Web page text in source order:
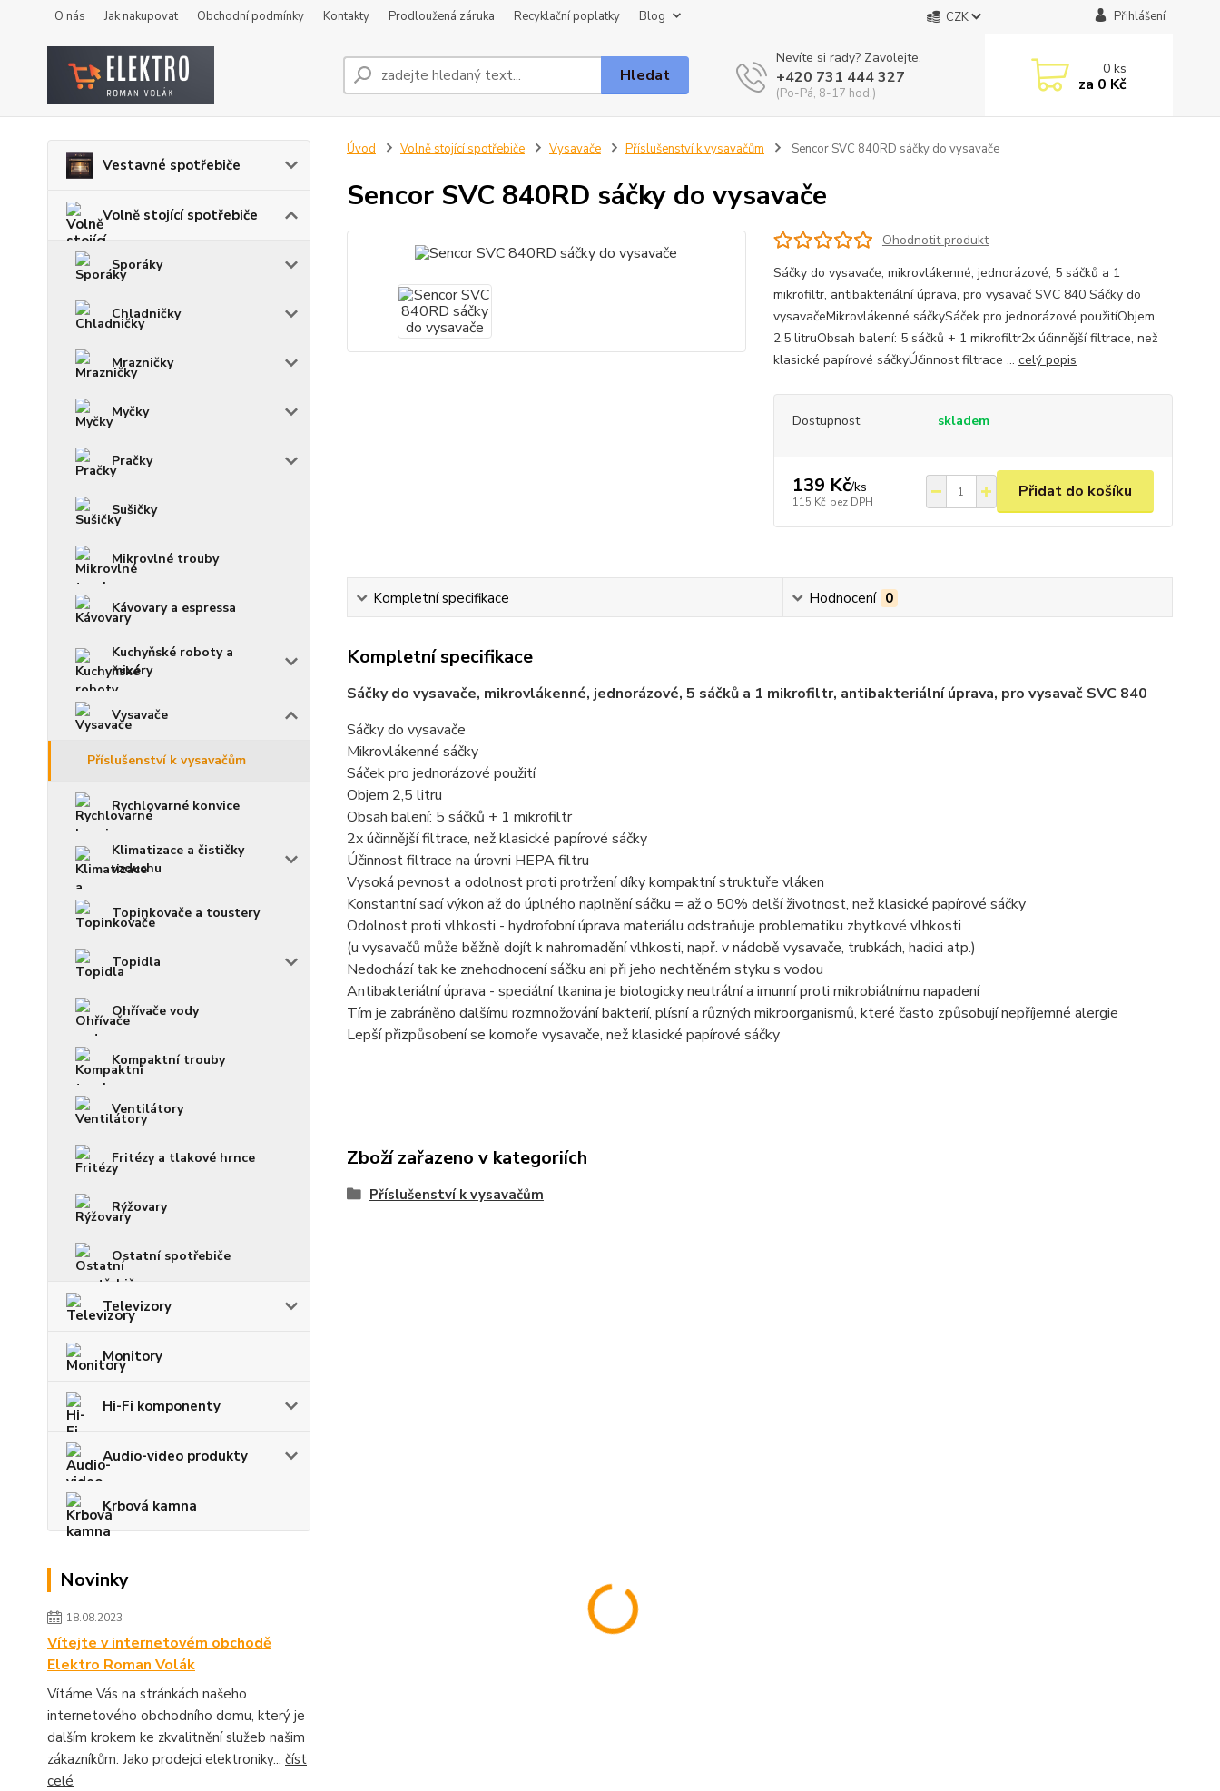
O nás Jak nakupovat Obchodní podmínky Kontakty Prodloužená záruka Recyklační poplatky Blog CZK Přihlášení
Hledat
Nevíte si rady? Zavolejte.
+420 731 444 327
(Po-Pá, 8-17 hod.)
0ks
za 0 Kč
Vestavné spotřebiče
Volně stojící spotřebiče
Sporáky
Chladničky
Mrazničky
Myčky
Pračky
Sušičky
Mikrovlné trouby
Kávovary a espressa
Kuchyňské roboty a
mixéry
Vysavače
Příslušenství k vysavačům
Rychlovarné konvice
Klimatizace a čističky
vzduchu
Topinkovače a toustery
Topidla
Ohřívače vody
Kompaktní trouby
Ventilátory
Fritézy a tlakové hrnce
Rýžovary
Ostatní spotřebiče
Televizory
Monitory
Hi-Fi komponenty
Audio-video produkty
Krbová kamna
Novinky
18.08.2023
Vítejte v internetovém obchodě
Elektro Roman Volák
Vítáme Vás na stránkách našeho
internetového obchodního domu, který je
dalším krokem ke zkvalitnění služeb našim
zákazníkům. Jako prodejci elektroniky... číst
celé
Úvod Volně stojící spotřebiče Vysavače Příslušenství k vysavačům Sencor SVC 840RD sáčky do vysavače
Sencor SVC 840RD sáčky do vysavače
Ohodnotit produkt
Sáčky do vysavače, mikrovlákenné, jednorázové, 5 sáčků a 1
mikrofiltr, antibakteriální úprava, pro vysavač SVC 840 Sáčky do
vysavačeMikrovlákenné sáčkySáček pro jednorázové použitíObjem
2,5 litruObsah balení: 5 sáčků + 1 mikrofiltr2x účinnější filtrace, než
klasické papírové sáčkyÚčinnost filtrace ... celý popis
Dostupnost skladem
139 Kč/ks
115 Kč bez DPH
Přidat do košíku
Kompletní specifikace Hodnocení 0
Kompletní specifikace
Sáčky do vysavače, mikrovlákenné, jednorázové, 5 sáčků a 1 mikrofiltr, antibakteriální úprava, pro vysavač SVC 840
Sáčky do vysavače
Mikrovlákenné sáčky
Sáček pro jednorázové použití
Objem 2,5 litru
Obsah balení: 5 sáčků + 1 mikrofiltr
2x účinnější filtrace, než klasické papírové sáčky
Účinnost filtrace na úrovni HEPA filtru
Vysoká pevnost a odolnost proti protržení díky kompaktní struktuře vláken
Konstantní sací výkon až do úplného naplnění sáčku = až o 50% delší životnost, než klasické papírové sáčky
Odolnost proti vlhkosti - hydrofobní úprava materiálu odstraňuje problematiku zbytkové vlhkosti
(u vysavačů může běžně dojít k nahromadění vlhkosti, např. v nádobě vysavače, trubkách, hadici atp.)
Nedochází tak ke znehodnocení sáčku ani při jeho nechtěném styku s vodou
Antibakteriální úprava - speciální tkanina je biologicky neutrální a imunní proti mikrobiálnímu napadení
Tím je zabráněno dalšímu rozmnožování bakterií, plísní a různých mikroorganismů, které často způsobují nepříjemné alergie
Lepší přizpůsobení se komoře vysavače, než klasické papírové sáčky
Zboží zařazeno v kategoriích
Příslušenství k vysavačům